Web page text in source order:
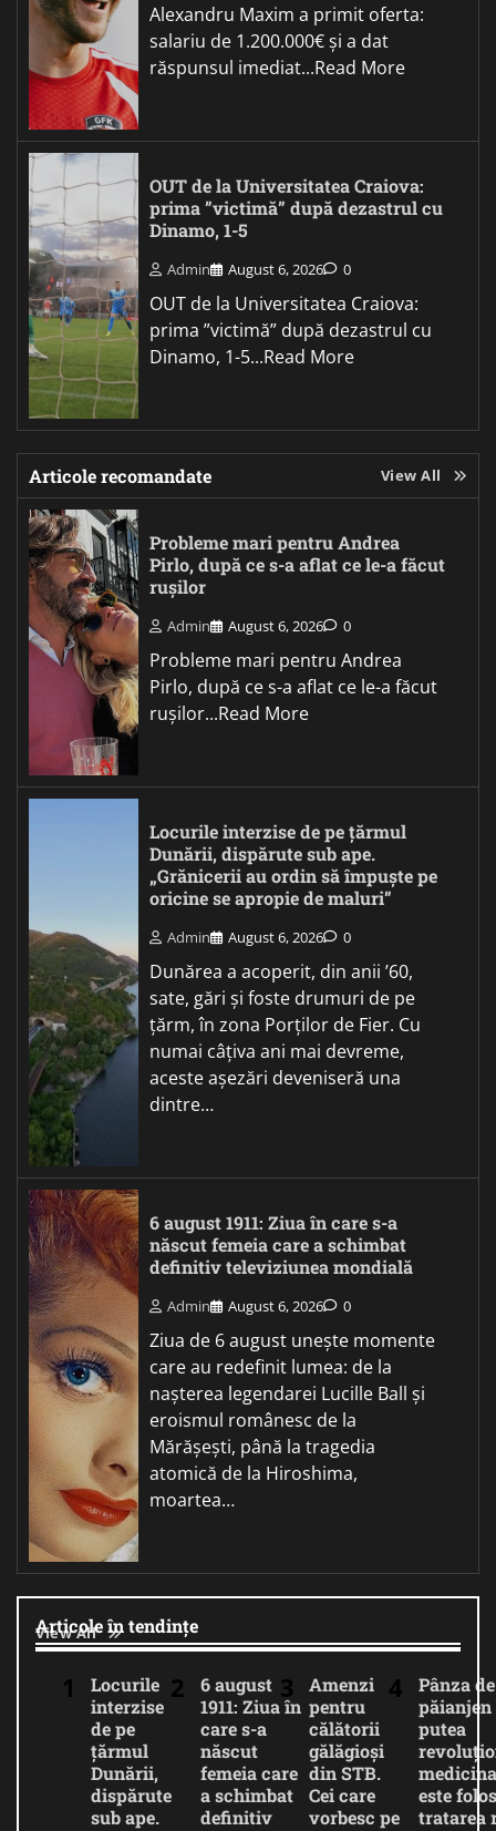
Alexandru Maxim a primit oferta:
salariu de 1.200.000€ și a dat
răspunsul imediat...Read More
OUT de la Universitatea Craiova:
prima ”victimă” după dezastrul cu
Dinamo, 1-5
Admin August 6, 2026 0
OUT de la Universitatea Craiova:
prima ”victimă” după dezastrul cu
Dinamo, 1-5...Read More
Articole recomandate View All
Probleme mari pentru Andrea
Pirlo, după ce s-a aflat ce le-a făcut
rușilor
Admin August 6, 2026 0
Probleme mari pentru Andrea
Pirlo, după ce s-a aflat ce le-a făcut
rușilor...Read More
Locurile interzise de pe țărmul
Dunării, dispărute sub ape.
„Grănicerii au ordin să împuște pe
oricine se apropie de maluri”
Admin August 6, 2026 0
Dunărea a acoperit, din anii ’60,
sate, gări și foste drumuri de pe
țărm, în zona Porților de Fier. Cu
numai câțiva ani mai devreme,
aceste așezări deveniseră una
dintre…
6 august 1911: Ziua în care s-a
născut femeia care a schimbat
definitiv televiziunea mondială
Admin August 6, 2026 0
Ziua de 6 august unește momente
care au redefinit lumea: de la
nașterea legendarei Lucille Ball și
eroismul românesc de la
Mărășești, până la tragedia
atomică de la Hiroshima,
moartea…
Articole în tendințe
View All
Locurile
interzise
de pe
țărmul
Dunării,
dispărute
sub ape.
6 august
1911: Ziua în
care s-a
născut
femeia care
a schimbat
definitiv
Amenzi
pentru
călătorii
gălăgioși
din STB.
Cei care
vorbesc pe
Pânza de
păianjen
putea
este
tratarea